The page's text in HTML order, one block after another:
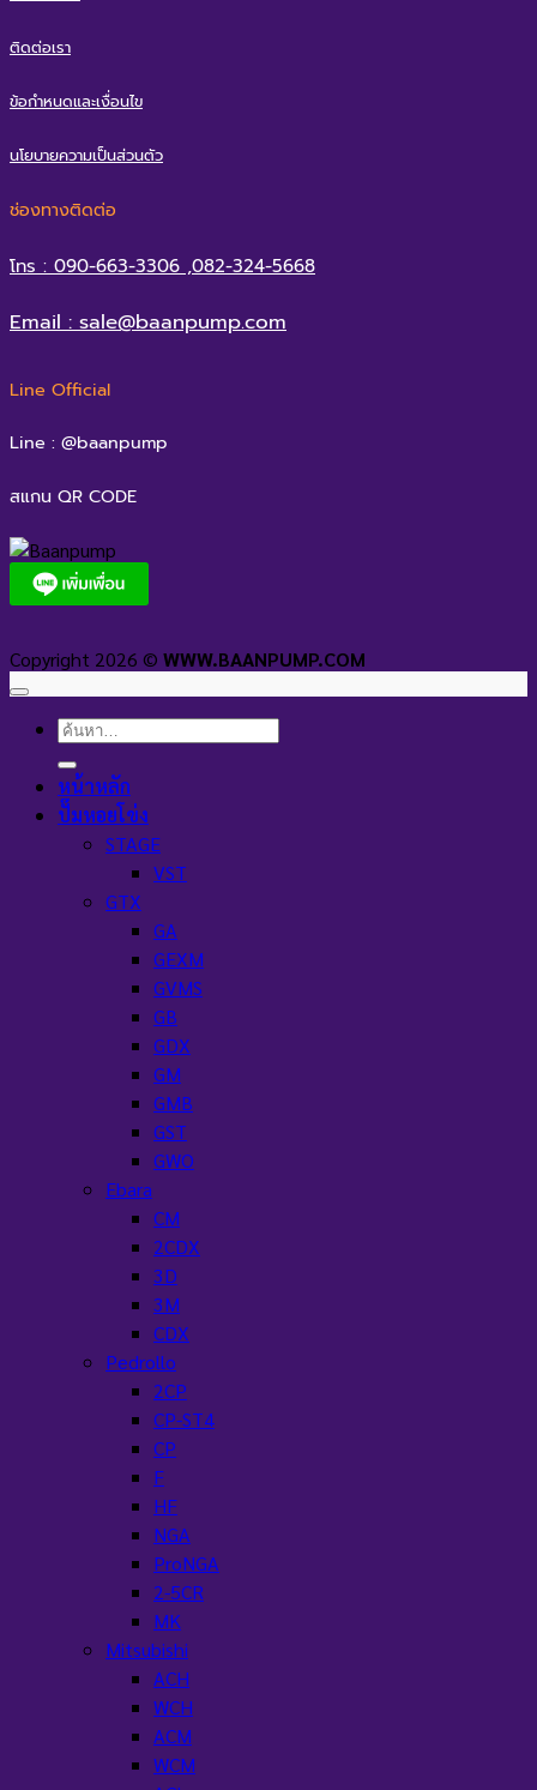
ติดต่อเรา
ข้อกำหนดและเงื่อนไข
นโยบายความเป็นส่วนตัว
ช่องทางติดต่อ
โทร : 090-663-3306 ,082-324-5668
Email : sale@baanpump.com
Line Official
Line : @baanpump
สแกน QR CODE
Copyright 2026 © WWW.BAANPUMP.COM
ค้นหา:
หน้าหลัก
ปั๊มหอยโข่ง
STAGE
VST
GTX
GA
GEXM
GVMS
GB
GDX
GM
GMB
GST
GWO
Ebara
CM
2CDX
3D
3M
CDX
Pedrollo
2CP
CP-ST4
CP
F
HF
NGA
ProNGA
2-5CR
MK
Mitsubishi
ACH
WCH
ACM
WCM